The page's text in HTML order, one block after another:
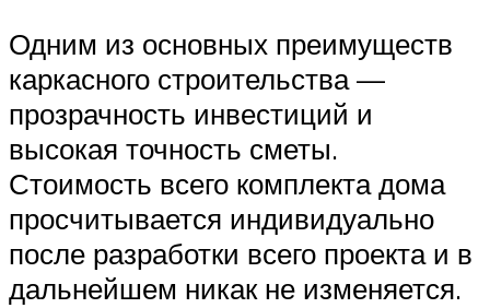
Одним из основных преимуществ
каркасного строительства —
прозрачность инвестиций и
высокая точность сметы.
Стоимость всего комплекта дома
просчитывается индивидуально
после разработки всего проекта и в
дальнейшем никак не изменяется.